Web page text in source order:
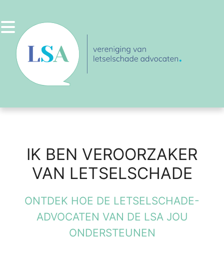
de
inhoud
IK BEN VEROORZAKER
VAN LETSELSCHADE
ONTDEK HOE DE LETSELSCHADE-
ADVOCATEN VAN DE LSA JOU
ONDERSTEUNEN